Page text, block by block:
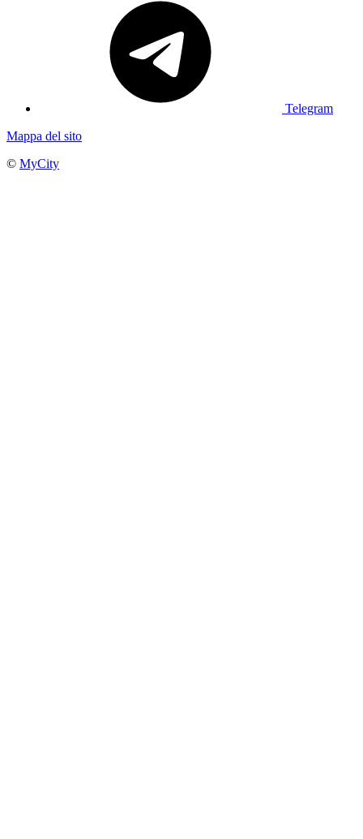
Telegram
Mappa del sito
© MyCity